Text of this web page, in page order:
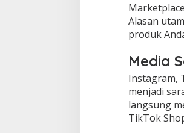
Alasan
produk
Media
Instagram,
menjadi
langsung
TikTok